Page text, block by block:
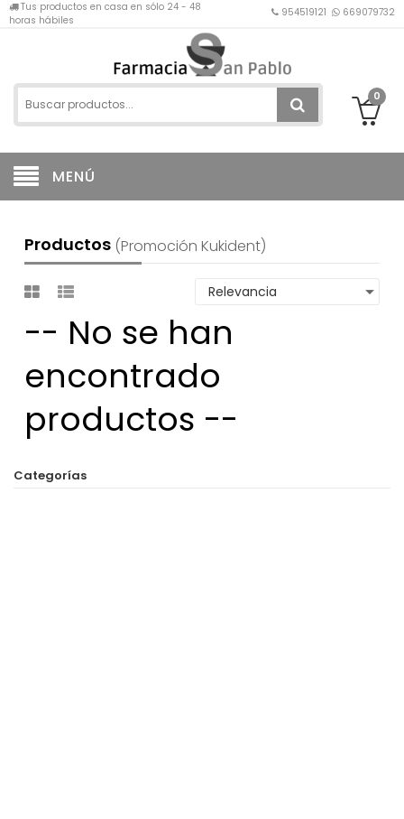
Tus productos en casa en sólo 24 - 48
horas hábiles
954519121 669079732
0
MENÚ
Productos (promoción Kukident)
-- No se han
encontrado
productos --
Categorías